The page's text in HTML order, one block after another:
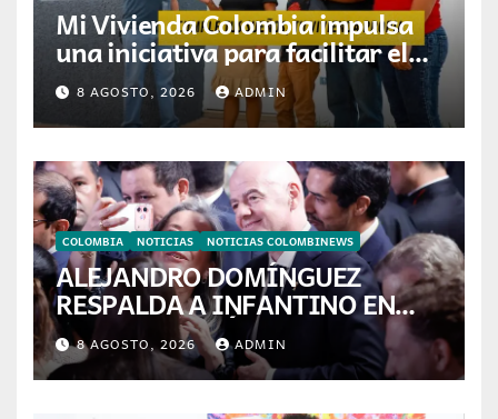
Mi Vivienda Colombia impulsa
una iniciativa para facilitar el
acceso a la vivienda de familias
colombianas
8 AGOSTO, 2026 ADMIN
COLOMBIA NOTICIAS NOTICIAS COLOMBINEWS
ALEJANDRO DOMÍNGUEZ
RESPALDA A INFANTINO EN
CALI: «ES EL LÍDER DE LA
TRANSFORMACIÓN DEL
FÚTBOL»
8 AGOSTO, 2026 ADMIN